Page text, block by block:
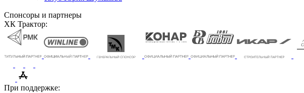
Спонсоры и партнеры
ХК Трактор:
При поддержке: